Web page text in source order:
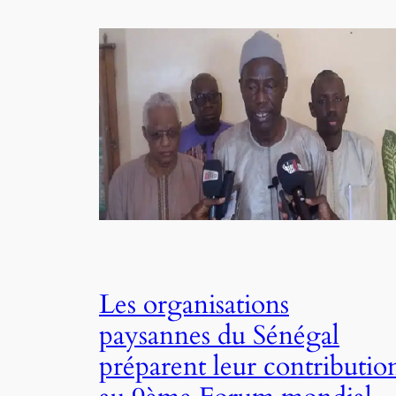
Les organisations
paysannes du Sénégal
préparent leur